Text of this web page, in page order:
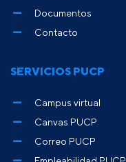
Documentos
Contacto
SERVICIOS PUCP
Campus virtual
Canvas PUCP
Correo PUCP